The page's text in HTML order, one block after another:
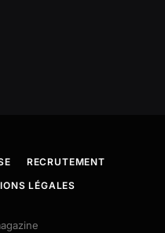
RECRUTEMENT
LÉGALES